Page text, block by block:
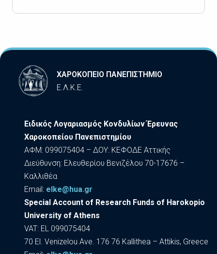
ΧΑΡΟΚΟΠΕΙΟ ΠΑΝΕΠΙΣΤΗΜΙΟ
Ε.Λ.Κ.Ε.
Ειδικός Λογαριασμός Κονδυλίων Έρευνας
Χαροκοπείου Πανεπιστημίου
ΑΦΜ: 099075404 – ΔΟΥ: ΚΕΦΟΔΕ Αττικής
Διεύθυνση: Ελευθερίου Βενιζέλου 70-17676 –
Καλλιθέα
Εmail: elke@hua.gr
Special Account of Research Funds of Harokopio
University of Athens
VAT: EL 099075404
70 El. Venizelou Ave. 176 76 Kallithea – Attikis, Greece